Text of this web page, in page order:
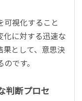
可視化すること
化に対する迅速な
果として、意思決
です。
判断プロセ